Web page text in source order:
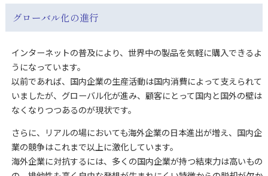
グローバル化の進行
インターネットの普及により、世界中の製品を気軽に購入できるよ
うになっています。
以前であれば、国内企業の生産活動は国内消費によって支えられて
いましたが、グローバル化が進み、顧客にとって国内と国外の壁は
なくなりつつあるのが現状です。
さらに、リアルの場においても海外企業の日本進出が増え、国内企
業の競争はこれまで以上に激化しています。
海外企業に対抗するには、多くの国内企業が持つ結束力は高いもの